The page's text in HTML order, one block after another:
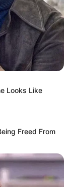
Looks Like
Freed From